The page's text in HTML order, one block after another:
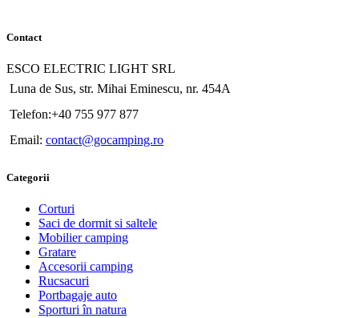
Contact
ESCO ELECTRIC LIGHT SRL
Luna de Sus, str. Mihai Eminescu, nr. 454A
Telefon:+40 755 977 877
Email: contact@gocamping.ro
Categorii
Corturi
Saci de dormit si saltele
Mobilier camping
Gratare
Accesorii camping
Rucsacuri
Portbagaje auto
Sporturi în natura